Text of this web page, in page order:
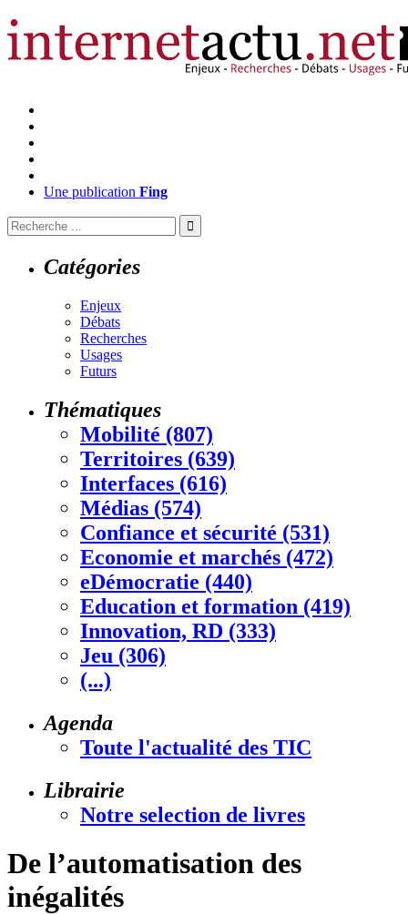
Une publication Fing
Catégories
Enjeux
Débats
Recherches
Usages
Futurs
Thématiques
Mobilité (807)
Territoires (639)
Interfaces (616)
Médias (574)
Confiance et sécurité (531)
Economie et marchés (472)
eDémocratie (440)
Education et formation (419)
Innovation, RD (333)
Jeu (306)
(...)
Agenda
Toute l'actualité des TIC
Librairie
Notre selection de livres
De l’automatisation des
inégalités